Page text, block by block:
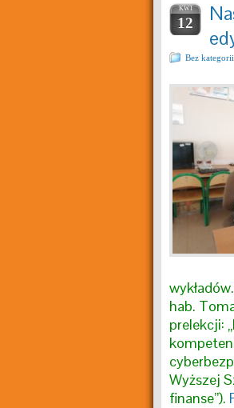
KWI
12
Bez kategorii
hab.
prelekcji:
Wyższej
finanse”).